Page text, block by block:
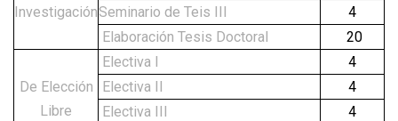
InvestigaciónSeminario de Teis III
4
Elaboración Tesis Doctoral
20
De Elección
Libre
Electiva I
4
Electiva II
4
Electiva III
4